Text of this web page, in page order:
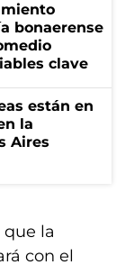
bonaerense
clave
están en
la
Aires
que la
con el